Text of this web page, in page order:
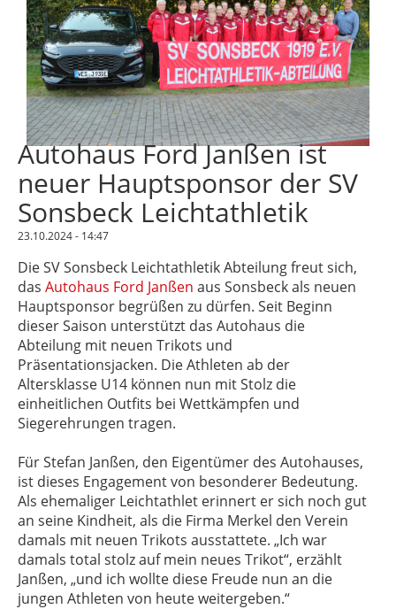
Autohaus Ford Janßen ist
neuer Hauptsponsor der SV
Sonsbeck Leichtathletik
23.10.2024 - 14:47
Die SV Sonsbeck Leichtathletik Abteilung freut sich,
das Autohaus Ford Janßen aus Sonsbeck als neuen
Hauptsponsor begrüßen zu dürfen. Seit Beginn
dieser Saison unterstützt das Autohaus die
Abteilung mit neuen Trikots und
Präsentationsjacken. Die Athleten ab der
Altersklasse U14 können nun mit Stolz die
einheitlichen Outfits bei Wettkämpfen und
Siegerehrungen tragen.
Für Stefan Janßen, den Eigentümer des Autohauses,
ist dieses Engagement von besonderer Bedeutung.
Als ehemaliger Leichtathlet erinnert er sich noch gut
an seine Kindheit, als die Firma Merkel den Verein
damals mit neuen Trikots ausstattete. „Ich war
damals total stolz auf mein neues Trikot“, erzählt
Janßen, „und ich wollte diese Freude nun an die
jungen Athleten von heute weitergeben.“